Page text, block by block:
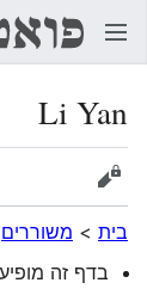
Li Yan
הצגת מקור
בית > משוררים
בדף זה